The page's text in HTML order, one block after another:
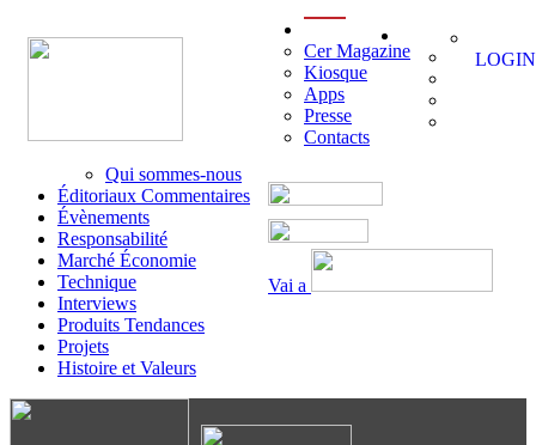
Vai a
Cer Magazine
Kiosque
Apps
Presse
Contacts
Qui sommes-nous
Éditoriaux Commentaires
Évènements
Responsabilité
Marché Économie
Technique
Interviews
Produits Tendances
Projets
Histoire et Valeurs
LOGIN